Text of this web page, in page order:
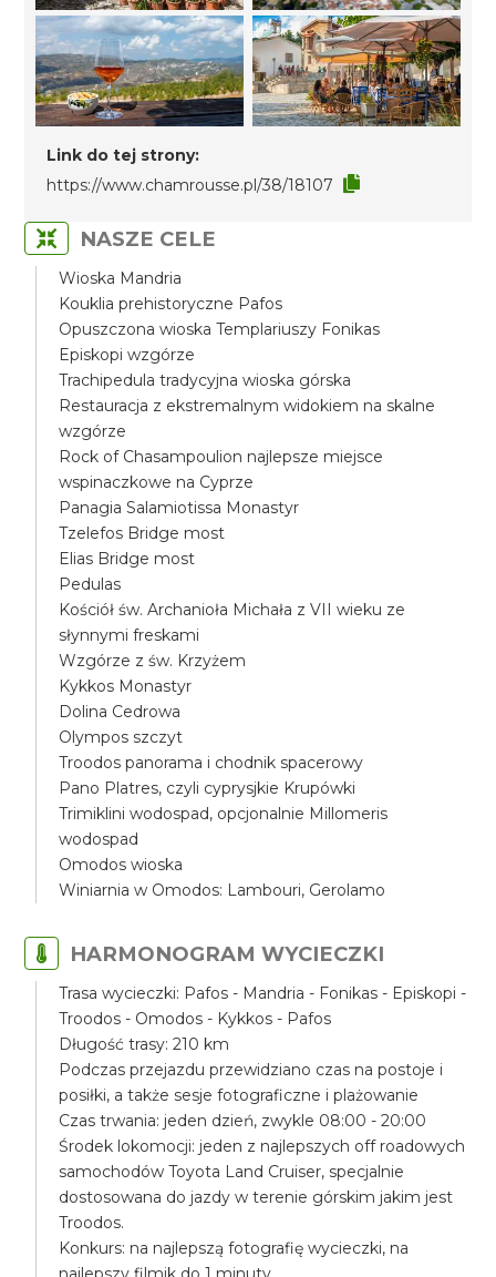
Link do tej strony:
https://www.chamrousse.pl/38/18107
NASZE CELE
Wioska Mandria
Kouklia prehistoryczne Pafos
Opuszczona wioska Templariuszy Fonikas
Episkopi wzgórze
Trachipedula tradycyjna wioska górska
Restauracja z ekstremalnym widokiem na skalne
wzgórze
Rock of Chasampoulion najlepsze miejsce
wspinaczkowe na Cyprze
Panagia Salamiotissa Monastyr
Tzelefos Bridge most
Elias Bridge most
Pedulas
Kościół św. Archanioła Michała z VII wieku ze
słynnymi freskami
Wzgórze z św. Krzyżem
Kykkos Monastyr
Dolina Cedrowa
Olympos szczyt
Troodos panorama i chodnik spacerowy
Pano Platres, czyli cyprysjkie Krupówki
Trimiklini wodospad, opcjonalnie Millomeris
wodospad
Omodos wioska
Winiarnia w Omodos: Lambouri, Gerolamo
HARMONOGRAM WYCIECZKI
Trasa wycieczki: Pafos - Mandria - Fonikas - Episkopi -
Troodos - Omodos - Kykkos - Pafos
Długość trasy: 210 km
Podczas przejazdu przewidziano czas na postoje i
posiłki, a także sesje fotograficzne i plażowanie
Czas trwania: jeden dzień, zwykle 08:00 - 20:00
Środek lokomocji: jeden z najlepszych off roadowych
samochodów Toyota Land Cruiser, specjalnie
dostosowana do jazdy w terenie górskim jakim jest
Troodos.
Konkurs: na najlepszą fotografię wycieczki, na